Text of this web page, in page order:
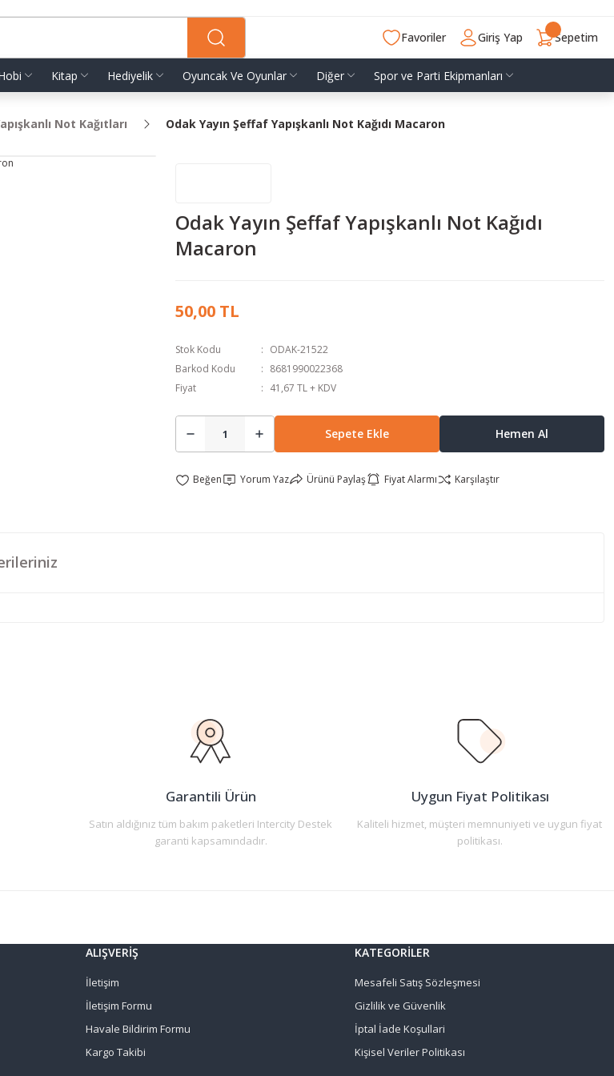
Favoriler Giriş Yap Sepetim
Kitap Hediyelik Oyuncak Ve Oyunlar Diğer Spor ve Parti Ekipmanları
Not Kağıtları Odak Yayın Şeffaf Yapışkanlı Not Kağıdı Macaron
Odak Yayın Şeffaf Yapışkanlı Not Kağıdı
Macaron
50,00 TL
Stok Kodu
ODAK-21522
Barkod Kodu
8681990022368
Fiyat
41,67 TL + KDV
Sepete Ekle Hemen Al
Yorum Yaz Ürünü Paylaş Fiyat Alarmı Karşılaştır
Garantili Ürün
Satın aldığınız tüm bakım paketleri Intercity Destek
garanti kapsamındadır.
Uygun Fiyat Politikası
Kaliteli hizmet, müşteri memnuniyeti ve uygun fiyat
politikası.
ALIŞVERİŞ
İletişim
İletişim Formu
Havale Bildirim Formu
Kargo Takibi
KATEGORİLER
Mesafeli Satış Sözleşmesi
Gizlilik ve Güvenlik
İptal İade Koşullari
Kişisel Veriler Politikası